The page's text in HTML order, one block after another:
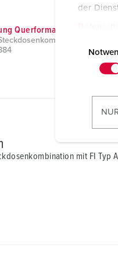
der
Querformat
mit FI
mit FI Typ